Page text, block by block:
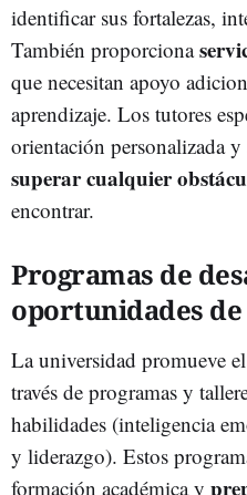
identificar sus fortalezas,
También proporciona
que necesitan apoyo
aprendizaje. Los tutores
orientación personalizada
superar cualquier
encontrar.
Programas de
oportunidades
La universidad promueve
través de programas y
habilidades (inteligencia
y liderazgo). Estos
formación académica y